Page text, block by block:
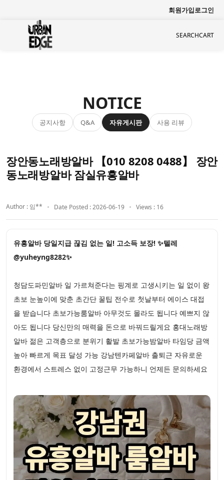
회원가입로그인
SEARCHCART
NOTICE
공지사항 Q&A 자유게시판 사용 리뷰
장안동노래방알바 【010 8208 0488】 장안
동노래방알바 잠실유흥알바
Author : 임** Date Posted : 2026-06-19 Views : 16
유흥알바 당일지급 끊김 없는 일! 고소득 보장! ✨텔레
@yuheyng8282✨
청담도파민알바 일 가르쳐준다는 핑계로 고생시키는 일 없이 왕
초보 눈높이에 맞춘 초간단 꿀팁 전수로 첫날부터 에이스 대접
을 받습니다 초보가능룸알바 아무것도 몰라도 됩니다 예쁘지 않
아도 됩니다 당신만의 매력을 돈으로 바꿔드릴게요 홍대노래방
알바 젊은 고객층으로 분위기 활발 초보가능밤알바 타임당 금액
높아 빠르게 목표 달성 가능 강남텐카페알바 출퇴근 자유로운
환경에서 스트레스 없이 고정근무 가능하니 언제든 문의하세요